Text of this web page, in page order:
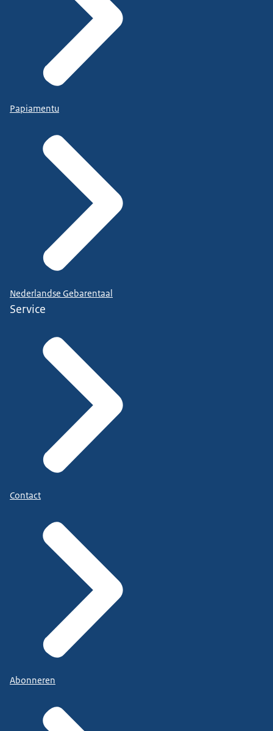
Papiamentu
Nederlandse Gebarentaal
Service
Contact
Abonneren